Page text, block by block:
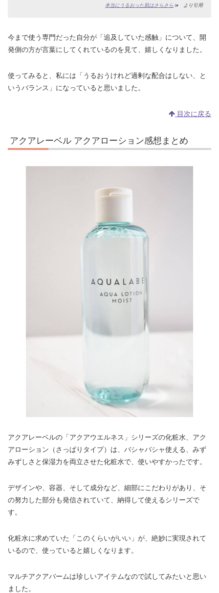
本当にうるおった肌はさらさら より引用
今まで使う専門だった自分が「追及していた感触」について、開
発側の方が言葉にしてくれているのを見て、嬉しくなりました。
使ってみると、私には「うるおうけれど過剰な配合はしない、と
いうバランス」になっていると思いました。
目次に戻る
アクアレーベル アクアローション感想まとめ
アクアレーベルの「アクアウエルネス」シリーズの化粧水、アク
アローション（さっぱりタイプ）は、バシャバシャ使える、みず
みずしさと保湿力を両立させた化粧水で、使いやすかったです。
デザインや、容器、そして成分など、細部にこだわりがあり、そ
の努力した部分も発信されていて、納得して使えるシリーズで
す。
化粧水に求めていた「このくらいがいい」が、絶妙に実現されて
いるので、使っていると嬉しくなります。
マルチアクアバームは珍しいアイテムなので試してみたいと思い
ました。